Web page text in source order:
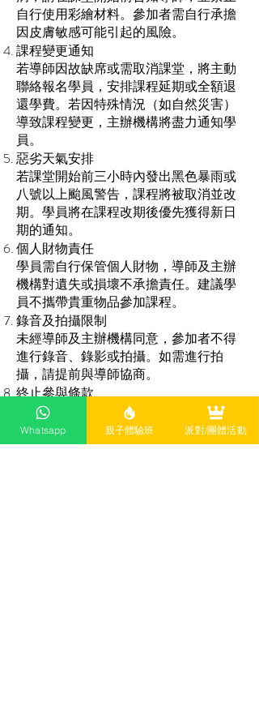
自行使用彩繪材料。參加者需自行承擔
因皮膚敏感可能引起的風險。
課程變更通知
若導師因故缺席或需取消課堂，將主動
聯絡報名學員，安排課程延期或全額退
還學費。若因特殊情況（如自然災害）
導致課程變更，主辦機構將盡力通知學
員。
惡劣天氣安排
若課堂開始前三小時內發出黑色暴雨或
八號以上颱風警告，課程將被取消並改
期。學員將在課程改期後優先獲得新日
期的通知。
個人財物責任
學員需自行保管個人財物，導師及主辦
機構對遺失或損壞不承擔責任。建議學
員不攜帶貴重物品參加課程。
錄音及拍攝限制
未經導師及主辦機構同意，參加者不得
進行錄音、錄影或拍攝。如需進行拍
攝，請提前與導師協商。
終止參與條款
若導師發現報名者或參加者存在以下情
況，導師有權立即終止其參與，已繳交
的費用將不予退還：
Whatsapp 親子體驗班 派對/團體活動